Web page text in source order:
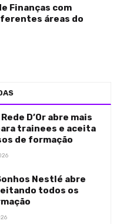
Finanças com
áreas do
D’Or abre mais
trainees e aceita
de formação
Nestlé abre
todos os